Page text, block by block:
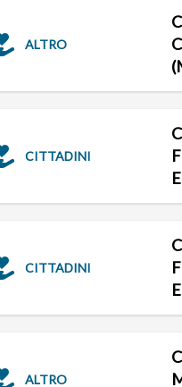
ALTRO
CITTADINI
CITTADINI
ALTRO